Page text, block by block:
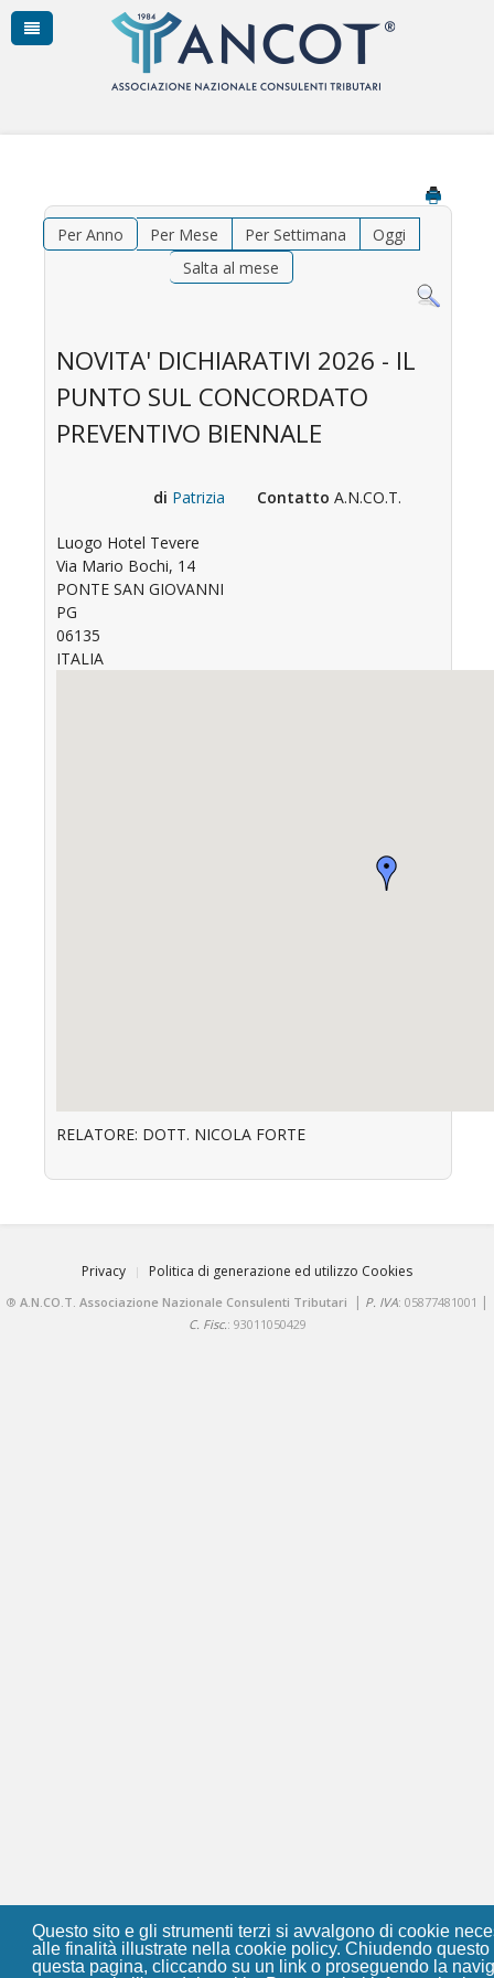
Questo sito e gli strumenti terzi si avvalgono di cookie
alle finalità illustrate nella cookie policy. Chiudendo questo
questa pagina, cliccando su un link o proseguendo la
Per Anno Per Mese Per Settimana
Oggi
Salta al mese
NOVITA' DICHIARATIVI 2026 - IL
PUNTO SUL CONCORDATO
PREVENTIVO BIENNALE
di Patrizia Contatto A.N.CO.T.
Luogo Hotel Tevere
Via Mario Bochi, 14
PONTE SAN GIOVANNI
PG
06135
ITALIA
RELATORE: DOTT. NICOLA FORTE
Privacy Politica di generazione ed utilizzo Cookies
® A.N.CO.T. Associazione Nazionale Consulenti Tributari | P. IVA: 05877481001 |
C. Fisc.: 93011050429